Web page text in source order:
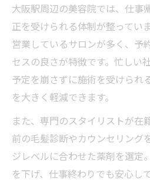
大阪駅周辺の美容院では、仕事
正を受けられる体制が整ってい
営業しているサロンが多く、予
セスの良さが特徴です。忙しい
予定を崩さずに施術を受けられ
を大きく軽減できます。
また、専門のスタイリストが在
前の毛髪診断やカウンセリング
ジレベルに合わせた薬剤を選定
を下げ、仕事終わりでも安心し